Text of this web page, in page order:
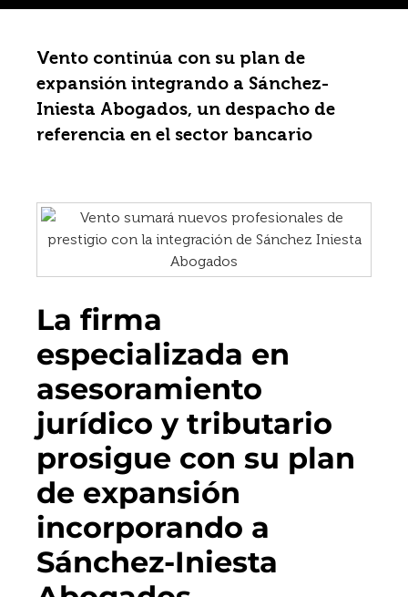
Vento continúa con su plan de
expansión integrando a Sánchez-
Iniesta Abogados, un despacho de
referencia en el sector bancario
La firma
especializada en
asesoramiento
jurídico y tributario
prosigue con su plan
de expansión
incorporando a
Sánchez-Iniesta